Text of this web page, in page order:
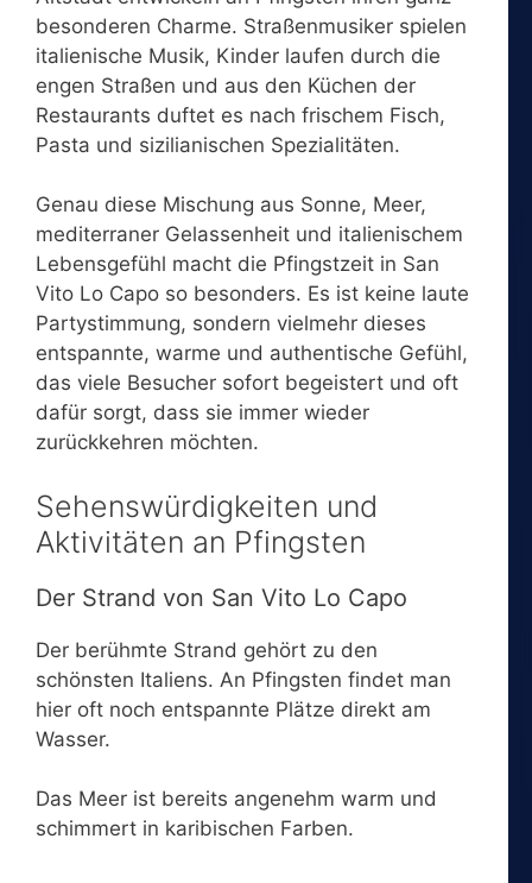
besonderen Charme. Straßenmusiker spielen
italienische Musik, Kinder laufen durch die
engen Straßen und aus den Küchen der
Restaurants duftet es nach frischem Fisch,
Pasta und sizilianischen Spezialitäten.
Genau diese Mischung aus Sonne, Meer,
mediterraner Gelassenheit und italienischem
Lebensgefühl macht die Pfingstzeit in San
Vito Lo Capo so besonders. Es ist keine laute
Partystimmung, sondern vielmehr dieses
entspannte, warme und authentische Gefühl,
das viele Besucher sofort begeistert und oft
dafür sorgt, dass sie immer wieder
zurückkehren möchten.
Sehenswürdigkeiten und
Aktivitäten an Pfingsten
Der Strand von San Vito Lo Capo
Der berühmte Strand gehört zu den
schönsten Italiens. An Pfingsten findet man
hier oft noch entspannte Plätze direkt am
Wasser.
Das Meer ist bereits angenehm warm und
schimmert in karibischen Farben.